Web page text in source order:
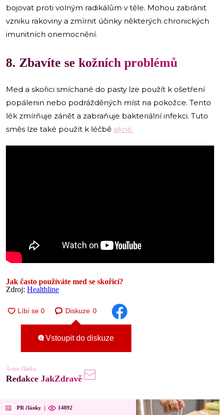
bojovat proti volným radikálům v těle. Mohou zabránit
vzniku rakoviny a zmírnit účinky některých chronických
imunitních onemocnění.
8. Zbavíte se kožních problémů
Med a skořici smíchané do pasty lze použít k ošetření
popálenin nebo podrážděných míst na pokožce. Tento
lék zmírňuje zánět a zabraňuje bakteriální infekci. Tuto
směs lze také použít k léčbě akné.
Jak často používáte med se skořicí?
Zdroj: Healthline
Diskuze 0
Vstoupit do diskuze
Autor článku
Redakce JakZdravě
PR články | 14892